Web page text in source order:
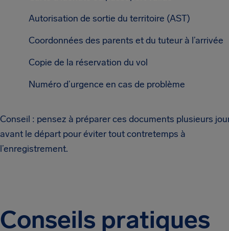
Autorisation de sortie du territoire (AST)
Coordonnées des parents et du tuteur à l’arrivée
Copie de la réservation du vol
Numéro d’urgence en cas de problème
Conseil : pensez à préparer ces documents plusieurs
avant le départ pour éviter tout contretemps à
l’enregistrement.
Conseils pratiques